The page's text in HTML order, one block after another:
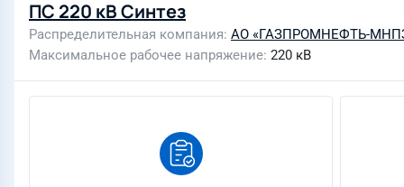
ПС 220 кВ Синтез
Распределительная компания АО «ГАЗПРОМНЕФТЬ-
Максимальное рабочее напряжение 220 кВ